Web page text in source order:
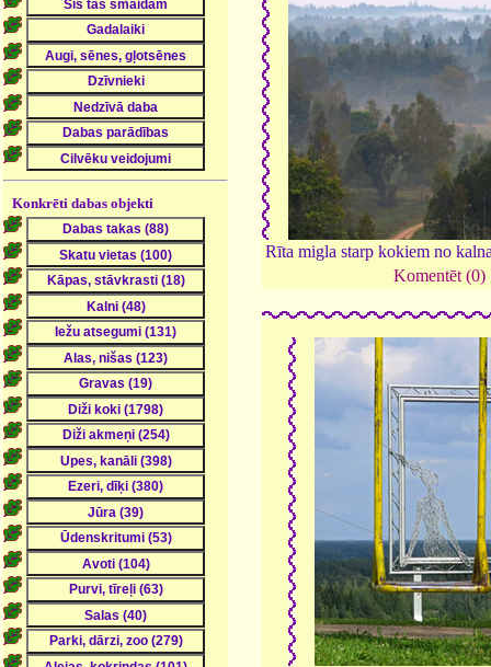
Konkrēti dabas objekti
Rīta migla starp kokiem no
Komentēt (0)